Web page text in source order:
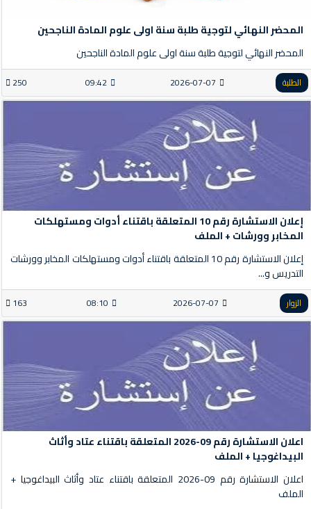
المحضر النهائي لتوجية طلبة سنة اولى علوم المادة الناجحين
المحضر النهائي لتوجية طلبة سنة اولى علوم المادة الناجحين
الطلبة 2026-07-07
09:42
250
إعلان الاستشارة رقم 10 المتعلقة باقتناء أدوات ومستهلكات
المخابر وورشات + الملف
إعلان الاستشارة رقم 10 المتعلقة باقتناء أدوات ومستهلكات المخابر وورشات
التدريس و...
الزوار 2026-07-07
08:10
163
اعلان الاستشارة رقم 09-2026 المتعلقة باقتناء عتاد وأثاث
البيداغوجيا + الملف
اعلان الاستشارة رقم 09-2026 المتعلقة باقتناء عتاد وأثاث البيداغوجيا +
الملف